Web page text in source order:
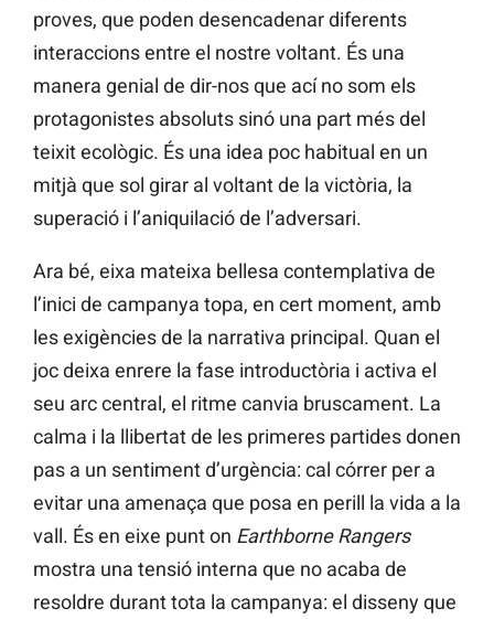
proves, que poden desencadenar diferents
interaccions entre el nostre voltant. És una
manera genial de dir-nos que ací no som els
protagonistes absoluts sinó una part més del
teixit ecològic. És una idea poc habitual en un
mitjà que sol girar al voltant de la victòria, la
superació i l’aniquilació de l’adversari.
Ara bé, eixa mateixa bellesa contemplativa de
l’inici de campanya topa, en cert moment, amb
les exigències de la narrativa principal. Quan el
joc deixa enrere la fase introductòria i activa el
seu arc central, el ritme canvia bruscament. La
calma i la llibertat de les primeres partides donen
pas a un sentiment d’urgència: cal córrer per a
evitar una amenaça que posa en perill la vida a la
vall. És en eixe punt on Earthborne Rangers
mostra una tensió interna que no acaba de
resoldre durant tota la campanya: el disseny que